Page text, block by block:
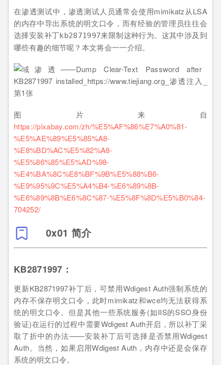
在渗透测试中，渗透测试人员通常会使用mimikatz从LSA
的内存中导出系统的明文口令，而有经验的管理员往往会
选择安装补丁kb2871997来限制这种行为。这其中涉及到
哪些有趣的细节呢？本文将会一一介绍。
图片来自
https://pixabay.com/zh/%E5%AF%86%E7%A0%81-
%E5%AE%89%E5%85%A8-
%E8%BD%AC%E5%82%A8-
%E5%86%85%E5%AD%98-
%E4%BA%8C%E8%BF%9B%E5%88%B6-
%E9%95%9C%E5%A4%B4-%E6%89%8B-
%E6%89%8B%E6%8C%87-%E5%8F%8D%E5%B0%84-
704252/
0x01 简介
KB2871997：
更新KB2871997补丁后，可禁用Wdigest Auth强制系统的
内存不保存明文口令，此时mimikatz和wce均无法获得系
统的明文口令。但是其他一些系统服务(如IIS的SSO身份
验证)在运行的过程中需要Wdigest Auth开启，所以补丁采
取了折中的办法——安装补丁后可选择是否禁用Wdigest
Auth。当然，如果启用Wdigest Auth，内存中还是会保存
系统的明文口令。